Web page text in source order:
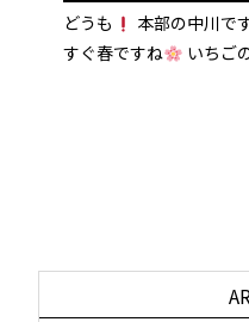
どうも 本部の中川で
すぐ春ですね
いちご